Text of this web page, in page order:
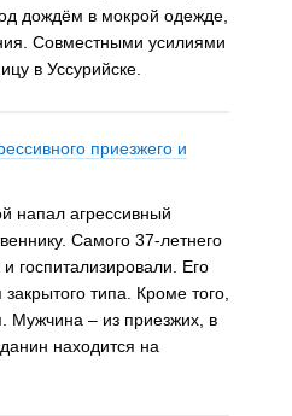
дождём в мокрой одежде,
Совместными усилиями
в Уссурийске.
приезжего и
напал агрессивный
Самого 37-летнего
госпитализировали. Его
типа. Кроме того,
Мужчина – из приезжих, в
находится на